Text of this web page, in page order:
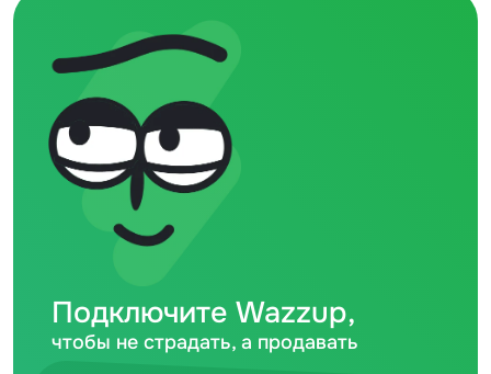
Подключите Wazzup,
чтобы не страдать, а продавать